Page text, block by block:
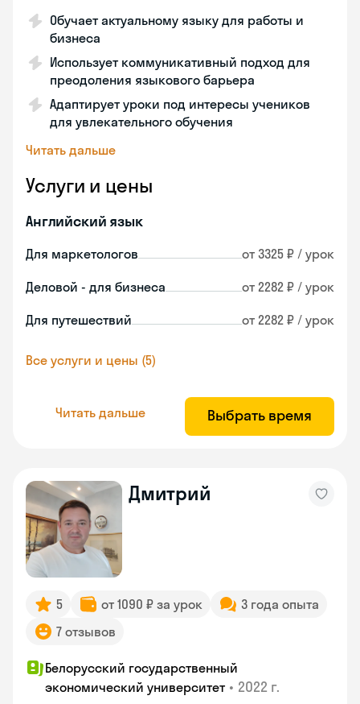
Обучает актуальному языку для работы и
бизнеса
Использует коммуникативный подход для
преодоления языкового барьера
Адаптирует уроки под интересы учеников
для увлекательного обучения
Читать дальше
Услуги и цены
Английский язык
Для маркетологов от 3325 ₽ / урок
Деловой - для бизнеса от 2282 ₽ / урок
Для путешествий от 2282 ₽ / урок
Все услуги и цены (5)
Читать дальше Выбрать время
Дмитрий
5 от 1090 ₽ за урок
3 года опыта
7 отзывов
Белорусский государственный
экономический университет • 2022 г.